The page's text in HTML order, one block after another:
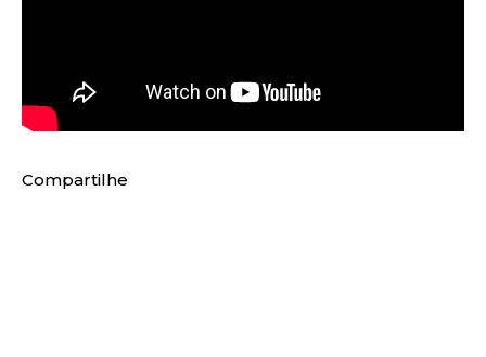
Compartilhe